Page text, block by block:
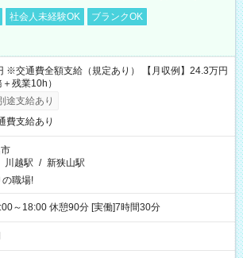
社会人未経験OK
ブランクOK
※交通費全額支給（規定あり） 【月収例】24.3万円
＋残業10h）
途支給あり
費支給あり
川越駅 / 新狭山駅
の職場!
～18:00 休憩90分 [実働]7時間30分